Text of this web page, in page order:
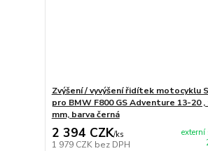
Zvýšení / vyvýšení řidítek motocyklu
pro BMW F800 GS Adventure 13-20 ,
mm, barva černá
2 394 CZK/ks
1 979 CZK bez DPH
externí